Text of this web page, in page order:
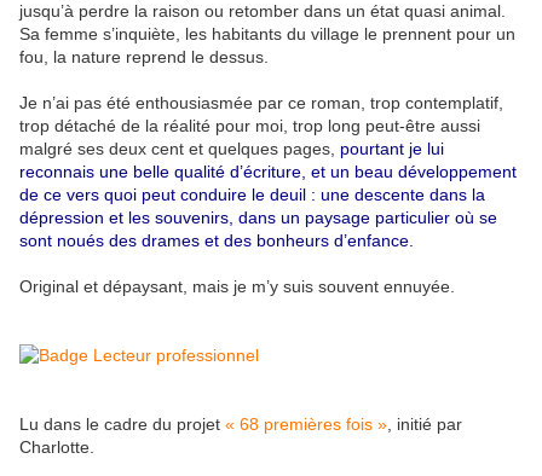
jusqu’à perdre la raison ou retomber dans un état quasi animal.
Sa femme s’inquiète, les habitants du village le prennent pour un
fou, la nature reprend le dessus.
Je n’ai pas été enthousiasmée par ce roman, trop contemplatif,
trop détaché de la réalité pour moi, trop long peut-être aussi
malgré ses deux cent et quelques pages, pourtant je lui
reconnais une belle qualité d’écriture, et un beau développement
de ce vers quoi peut conduire le deuil : une descente dans la
dépression et les souvenirs, dans un paysage particulier où se
sont noués des drames et des bonheurs d’enfance.
Original et dépaysant, mais je m’y suis souvent ennuyée.
Lu dans le cadre du projet « 68 premières fois » , initié par
Charlotte.